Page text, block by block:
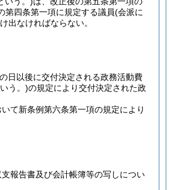
第四条第一項に規定する議員(会派に
出なければならない。
日以後に交付決定される政務活動費
う。)の規定により交付決定された政
て新条例第六条第一項の規定により
報告書及び会計帳簿等の写しについ